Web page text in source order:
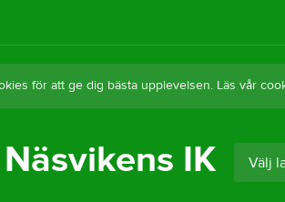
för att ge dig bästa upplevelsen. Läs vår
Näsvikens IK Välj